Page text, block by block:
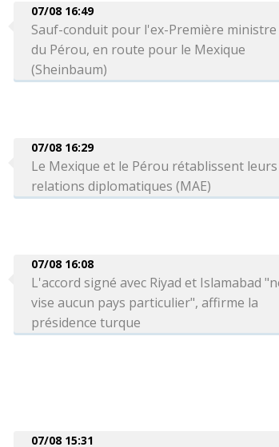
07/08 16:49
Sauf-conduit pour l'ex-Première ministre
du Pérou, en route pour le Mexique
(Sheinbaum)
07/08 16:29
Le Mexique et le Pérou rétablissent leurs
relations diplomatiques (MAE)
07/08 16:08
L'accord signé avec Riyad et Islamabad
vise aucun pays particulier", affirme la
présidence turque
07/08 15:31